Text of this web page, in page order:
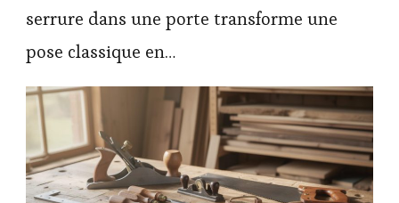
serrure dans une porte transforme une
pose classique en…